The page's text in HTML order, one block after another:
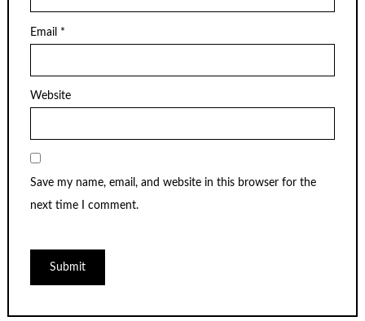
Email *
Website
Save my name, email, and website in this browser for the
next time I comment.